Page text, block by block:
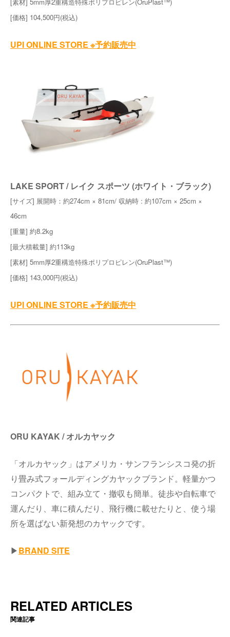
[価格] 104,500円(税込)
UPI ONLINE STORE ※予約販売中
LAKE SPORT / レイク スポーツ (ホワイト・ブラック)
[サイズ] 展開時：約274cm × 81cm/ 収納時 : 約107cm × 25cm ×
46cm
[重量] 約8.2kg
[最大積載量] 約113kg
[素材] 5mm厚2重構造特殊ポリプロピレン(OruPlast™️)
[価格] 143,000円(税込)
UPI ONLINE STORE ※予約販売中
ORU KAYAK / オルカヤック
「オルカヤック」はアメリカ・サンフランシスコ発の折
り畳み式フォールディングカヤックブランド。軽量かつ
コンパクトで、組み立て・撤収も簡単。徒歩や自転車で
運んだり、車に積んだり、飛行機に載せたりと、使う場
所を選ばない新発想のカヤックです。
▶︎BRAND SITE
RELATED ARTICLES
関連記事